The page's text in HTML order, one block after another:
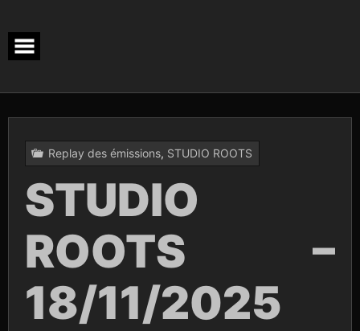
content
Replay des émissions, STUDIO ROOTS
STUDIO
ROOTS –
18/11/2025